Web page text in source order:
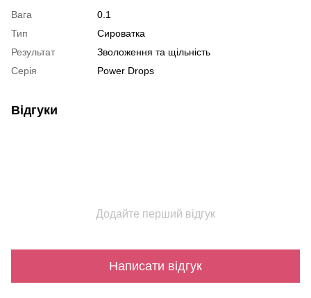
Вага
0.1
Тип
Сироватка
Результат
Зволоження та щільність
Серія
Power Drops
Відгуки
Додайте перший відгук
Написати відгук